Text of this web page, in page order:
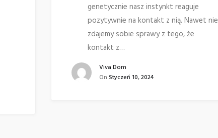
genetycznie nasz instynkt reaguje
pozytywnie na kontakt z nią. Nawet nie
zdajemy sobie sprawy z tego, że
kontakt z…
Viva Dom
On Styczeń 10, 2024